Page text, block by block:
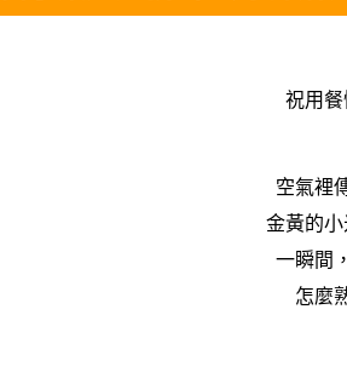
祝用
空氣裡
金黃的
一瞬間
怎麼